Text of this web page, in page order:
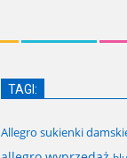
TAGI:
Allegro sukienki